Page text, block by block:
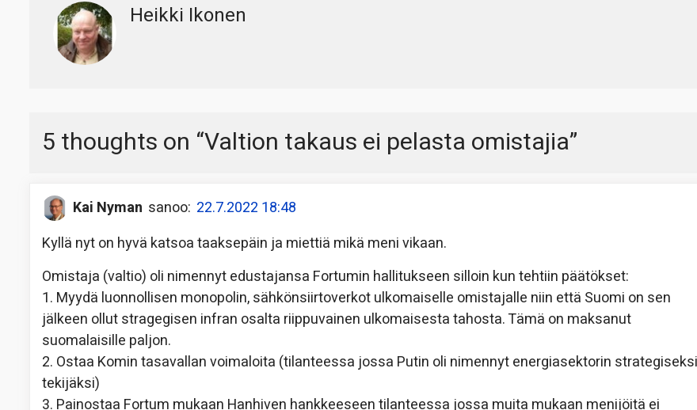
Heikki Ikonen
5 thoughts on “Valtion takaus ei pelasta omistajia”
Kai Nyman sanoo: 22.7.2022 18:48
Kyllä nyt on hyvä katsoa taaksepäin ja miettiä mikä meni vikaan.
Omistaja (valtio) oli nimennyt edustajansa Fortumin hallitukseen silloin kun tehtiin päätökset:
1. Myydä luonnollisen monopolin, sähkönsiirtoverkot ulkomaiselle omistajalle niin että Suomi on sen
jälkeen ollut stragegisen infran osalta riippuvainen ulkomaisesta tahosta. Tämä on maksanut
suomalaisille paljon.
2. Ostaa Komin tasavallan voimaloita (tilanteessa jossa Putin oli nimennyt energiasektorin strategiseksi
tekijäksi)
3. Painostaa Fortum mukaan Hanhiven hankkeeseen tilanteessa jossa muita mukaan menijöitä ei